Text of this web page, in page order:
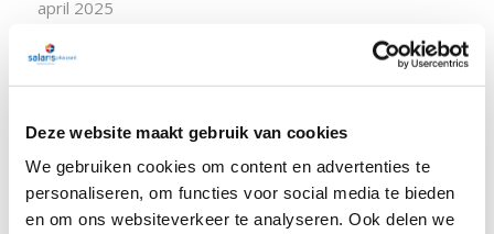
Deze website maakt gebruik van cookies
We gebruiken cookies om content en advertenties te
personaliseren, om functies voor social media te bieden
en om ons websiteverkeer te analyseren. Ook delen we
april 2025
februari 2025
december 2024
november 2024
oktober 2024
september 2024